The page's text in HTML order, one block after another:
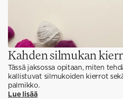
Kahden silmukan
Tässä jaksossa opitaan, miten
kallistuvat silmukoiden kierrot
palmikko.
Lue lisää